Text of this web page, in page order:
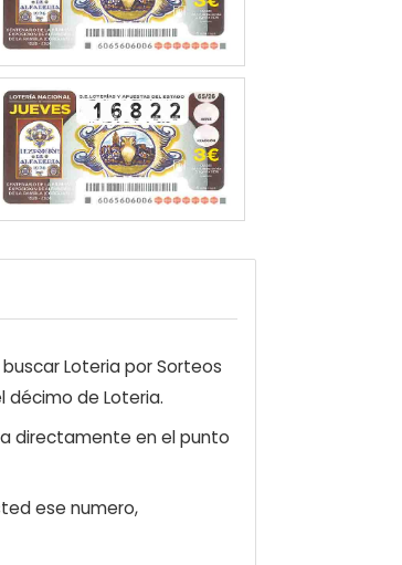
Loteria por Sorteos
décimo de Loteria.
directamente en el punto
ese numero,